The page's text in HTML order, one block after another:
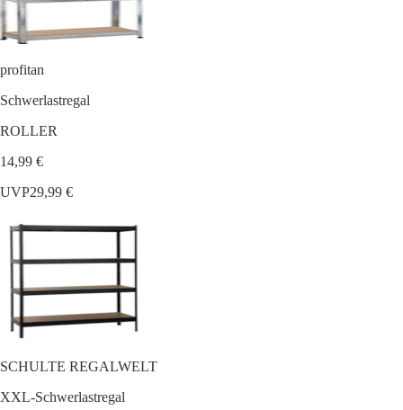
profitan
Schwerlastregal
ROLLER
14,99 €
UVP29,99 €
SCHULTE REGALWELT
XXL-Schwerlastregal